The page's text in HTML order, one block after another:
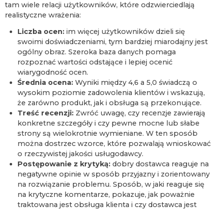
tam wiele relacji użytkowników, które odzwierciedlają
realistyczne wrażenia:
Liczba ocen: im więcej użytkowników dzieli się
swoimi doświadczeniami, tym bardziej miarodajny jest
ogólny obraz. Szeroka baza danych pomaga
rozpoznać wartości odstające i lepiej ocenić
wiarygodność ocen.
Średnia ocena:Wyniki między 4,6 a 5,0 świadczą o
wysokim poziomie zadowolenia klientów i wskazują,
że zarówno produkt, jak i obsługa są przekonujące.
Treść recenzji:Zwróć uwagę, czy recenzje zawierają
konkretne szczegóły i czy pewne mocne lub słabe
strony są wielokrotnie wymieniane. W ten sposób
można dostrzec wzorce, które pozwalają wnioskować
o rzeczywistej jakości usługodawcy.
Postępowanie z krytyką:dobry dostawca reaguje na
negatywne opinie w sposób przyjazny i zorientowany
na rozwiązanie problemu. Sposób, w jaki reaguje się
na krytyczne komentarze, pokazuje, jak poważnie
traktowana jest obsługa klienta i czy dostawca jest